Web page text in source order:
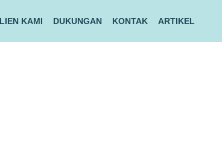
KAMI DUKUNGAN KONTAK ARTIKEL